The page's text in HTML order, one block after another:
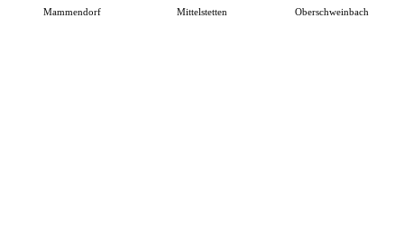
Mammendorf Mittelstetten Oberschweinbach